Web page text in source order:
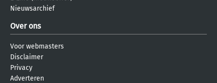
Nieuwsarchief
Over ons
Voor webmasters
Disclaimer
Privacy
Adverteren